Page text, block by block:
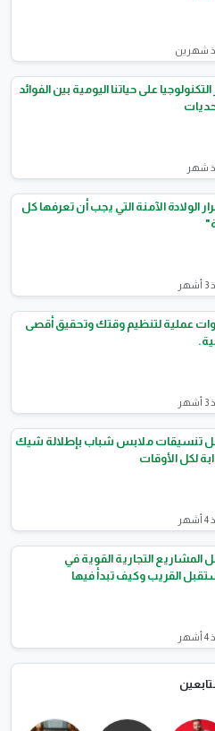
شهرين
التكنولوجيا على حياتنا اليومية بين الفوائد
شهر
الولادة الآمنة التي يجب أن تعرفها كل
عملية لتنظيم وقتك وتحقيق أقصى
تنسيقات ملابس شباب بإطلالة شيك
لكل الأوقات
المشاريع التجارية القوية في
القريب وكيف تبدأ فيها